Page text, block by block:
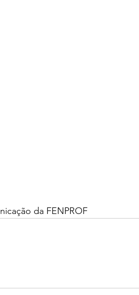
da FENPROF